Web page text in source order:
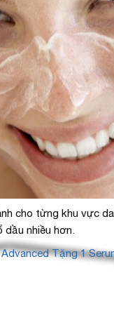
cho từng khu vực
dầu nhiều hơn.